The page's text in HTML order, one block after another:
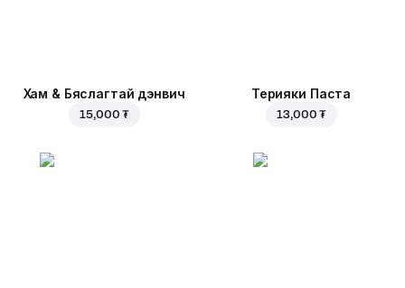
Хам & Бяслагтай дэнвич
15,000 ₮
Терияки Паста
13,000 ₮